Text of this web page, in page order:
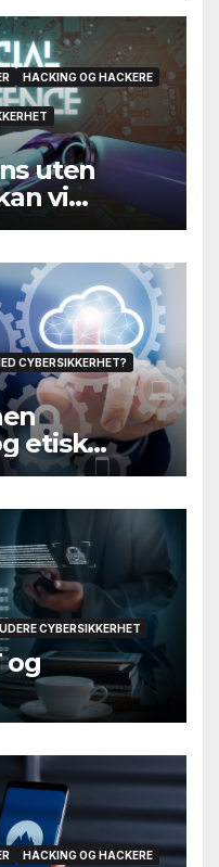
HACKING OG HACKERE
uten
vi
til slutt?
CYBERSIKKERHET?
etisk
CYBERSIKKERHET
og
HACKING OG HACKERE